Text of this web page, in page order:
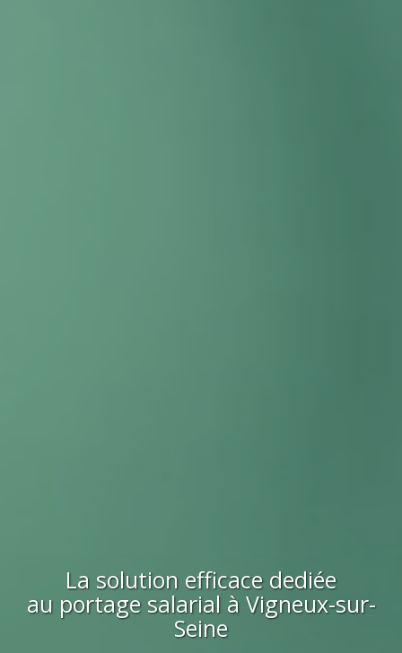
La solution efficace dediée
au portage salarial à Vigneux-sur-
Seine